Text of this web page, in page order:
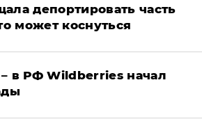
депортировать часть
может коснуться
в РФ Wildberries начал